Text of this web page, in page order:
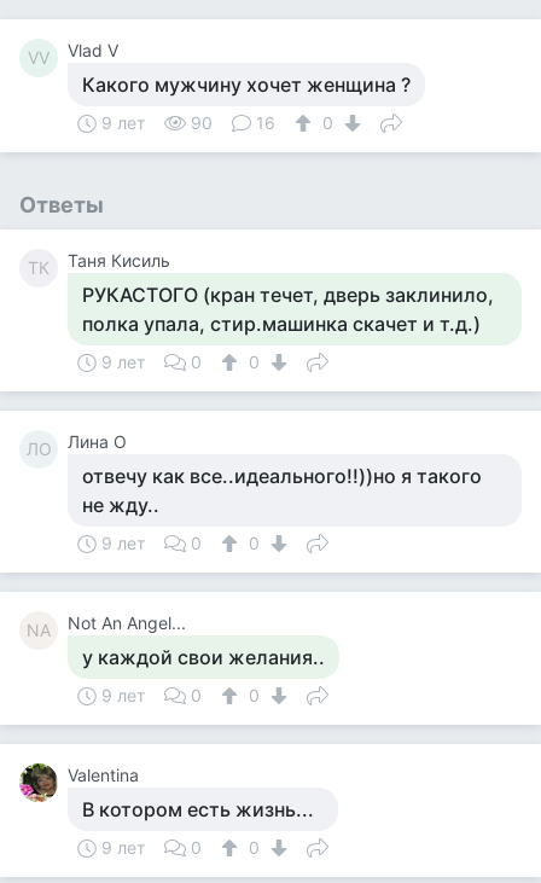
VV Vlad V
Какого мужчину хочет женщина ?
9 лет 90 16 0
Ответы
ТК Таня Кисиль
РУКАСТОГО (кран течет, дверь заклинило,
полка упала, стир.машинка скачет и т.д.)
9 лет 0 0
ЛО Лина О
отвечу как все..идеального!!))но я такого
не жду..
9 лет 0 0
NA Not An Angel...
у каждой свои желания..
9 лет 0 0
Valentina
В котором есть жизнь...
9 лет 0 0